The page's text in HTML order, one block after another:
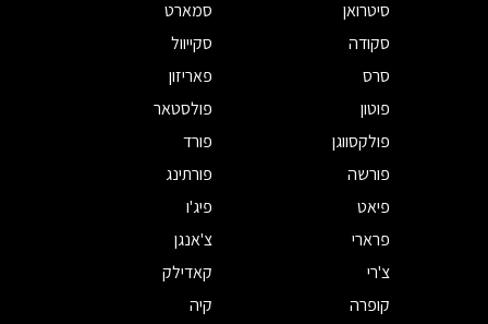
סיטרואן
סמארט
סקודה
סקייוול
סרס
פאריזון
פוטון
פולסטאר
פולקסווגן
פורד
פורשה
פורתינג
פיאט
פיג'ו
פרארי
צ'אנגן
צ'רי
קאדילק
קופרה
קיה